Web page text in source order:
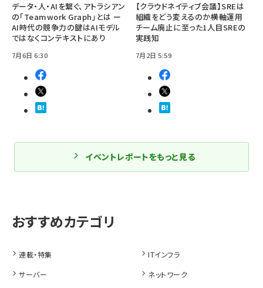
データ・人・AIを繋ぐ、アトラシアン
の「Teamwork Graph」とは ー
AI時代の競争力の鍵はAIモデル
ではなくコンテキストにあり
7月6日 6:30
【クラウドネイティブ会議】SREは
組織をどう変えるのか――横軸運用
チーム廃止に至った1人目SREの
実践知
7月2日 5:59
イベントレポートをもっと見る
連載・特集
ITインフラ
サーバー
ネットワーク